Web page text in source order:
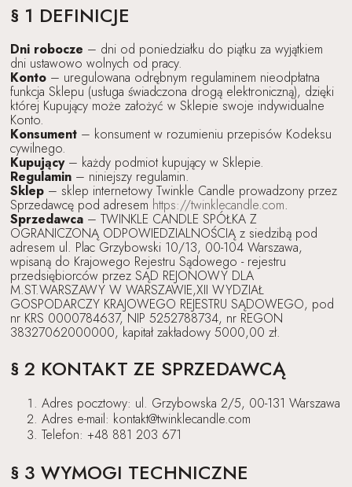
§ 1 DEFINICJE
Dni robocze – dni od poniedziałku do piątku za wyjątkiem
dni ustawowo wolnych od pracy.
Konto– uregulowana odrębnym regulaminem nieodpłatna
funkcja Sklepu (usługa świadczona drogą elektroniczną), dzięki
której Kupujący może założyć w Sklepie swoje indywidualne
Konto.
Konsument– konsument w rozumieniu przepisów Kodeksu
cywilnego.
Kupujący– każdy podmiot kupujący w Sklepie.
Regulamin– niniejszy regulamin.
Sklep– sklep internetowy Twinkle Candle prowadzony przez
Sprzedawcę pod adresem https://twinklecandle.com.
Sprzedawca– TWINKLE CANDLE SPÓŁKA Z
OGRANICZONĄ ODPOWIEDZIALNOŚCIĄ z siedzibą pod
adresem ul. Plac Grzybowski 10/13, 00-104 Warszawa,
wpisaną do Krajowego Rejestru Sądowego - rejestru
przedsiębiorców przez SĄD REJONOWY DLA
M.ST.WARSZAWY W WARSZAWIE,XII WYDZIAŁ
GOSPODARCZY KRAJOWEGO REJESTRU SĄDOWEGO, pod
nr KRS 0000784637, NIP 5252788734, nr REGON
38327062000000, kapitał zakładowy 5000,00 zł.
§ 2 KONTAKT ZE SPRZEDAWCĄ
Adres pocztowy: ul. Grzybowska 2/5, 00-131 Warszawa
Adres e-mail: kontakt@twinklecandle.com
Telefon: +48 881 203 671
§ 3 WYMOGI TECHNICZNE